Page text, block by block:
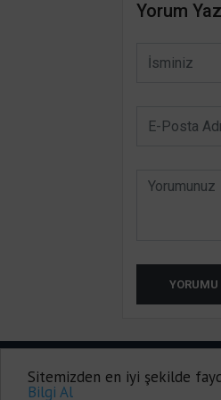
Sitemizden en iyi şekilde
Bilgi Al
Yorum
YORUMU
Onemsoft |Haber